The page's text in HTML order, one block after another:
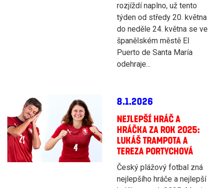
rozjíždí naplno, už tento
týden od středy 20. května
do neděle 24. května se ve
španělském městě El
Puerto de Santa María
odehraje...
8.1.2026
NEJLEPŠÍ HRÁČ A
HRÁČKA ZA ROK 2025:
LUKÁŠ TRAMPOTA A
TEREZA PORTYCHOVÁ
Český plážový fotbal zná
nejlepšího hráče a nejlepší